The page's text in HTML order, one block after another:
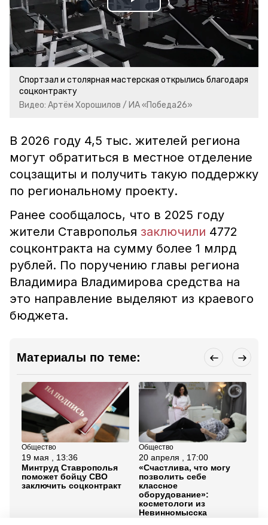
Play
Video
Спортзал и столярная мастерская открылись благодаря
соцконтракту
Видео: Артём Хорошилов / ИА «Победа26»
В 2026 году 4,5 тыс. жителей региона
могут обратиться в местное отделение
соцзащиты и получить такую поддержку
по региональному проекту.
Ранее сообщалось, что в 2025 году
жители Ставрополья заключили 4772
соцконтракта на сумму более 1 млрд
рублей. По поручению главы региона
Владимира Владимирова средства на
это направление выделяют из краевого
бюджета.
Материалы по теме:
Общество
19 мая , 13:36
Минтруд Ставрополья
поможет бойцу СВО
заключить соцконтракт
Общество
20 апреля , 17:00
«Счастлива, что могу
позволить себе
классное
оборудование»:
косметологи из
Невинномысска